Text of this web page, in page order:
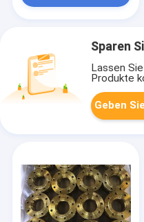
Sparen
Lassen
Produkte
Geben